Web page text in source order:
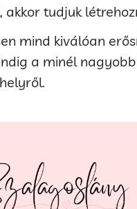
akkor tudjuk
mind kiválóan
a minél